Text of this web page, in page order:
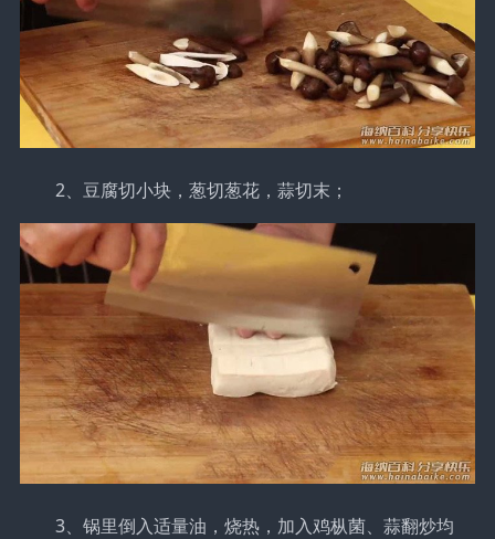
2、豆腐切小块，葱切葱花，蒜切末；
3、锅里倒入适量油，烧热，加入鸡枞菌、蒜翻炒均